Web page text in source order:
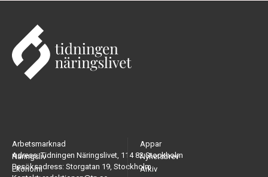
Adress: Tidningen Näringslivet, 114 82 Stockholm
Besöksadress: Storgatan 19, Stockholm
Arbetsmarknad
Näringsliv
Ekonomi
Appar
Nyhetsbrev
Arkiv